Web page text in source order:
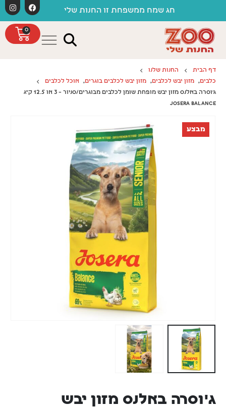
חג שמח ממשפחת זו החנות שלי
0
דף הבית
החנות שלנו
כלבים, מזון יבש לכלבים, מזון יבש לכלבים בוגרים,
אוכל לכלבים
ג'וסרה באלנס מזון יבש מופחת שומן לכלבים מבוגרים/סניור – 3 או 12.5 ק"ג
JOSERA BALANCE
מבצע
ג'וסרה באלנס מזון יבש